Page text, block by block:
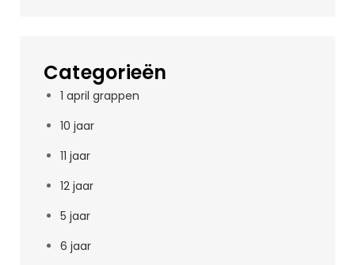
Categorieën
1 april grappen
10 jaar
11 jaar
12 jaar
5 jaar
6 jaar